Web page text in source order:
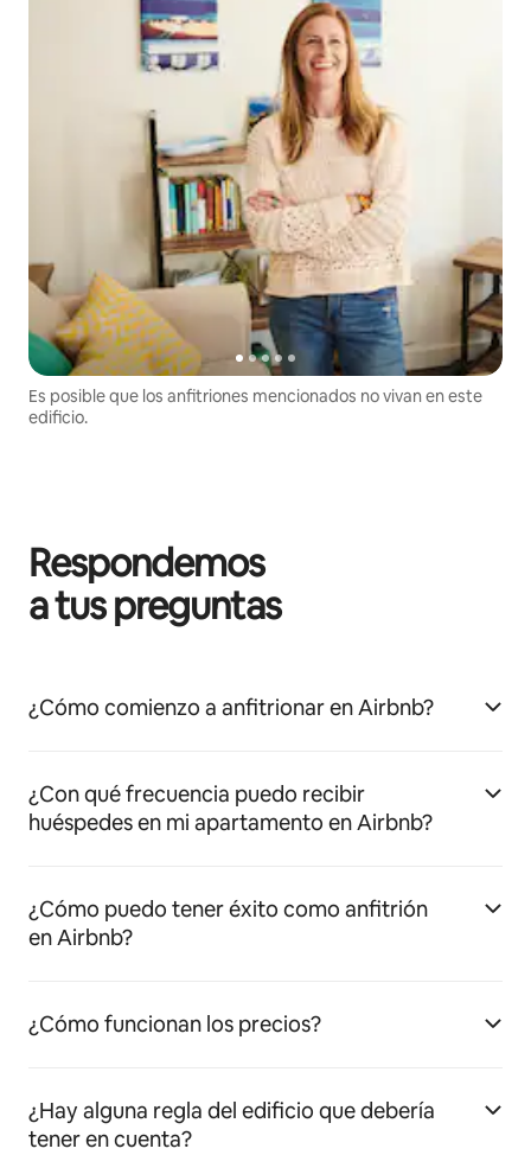
Es posible que los anfitriones mencionados no vivan en este
edificio.
Respondemos
a tus preguntas
¿Cómo comienzo a anfitrionar en Airbnb?
¿Con qué frecuencia puedo recibir
huéspedes en mi apartamento en Airbnb?
¿Cómo puedo tener éxito como anfitrión
en Airbnb?
¿Cómo funcionan los precios?
¿Hay alguna regla del edificio que debería
tener en cuenta?